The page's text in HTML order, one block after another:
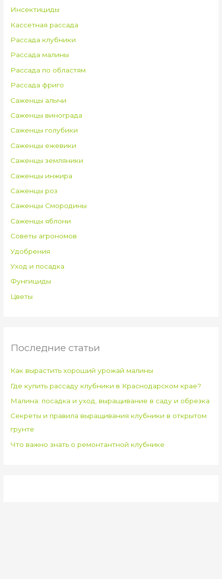
Инсектициды
Кассетная рассада
Рассада клубники
Рассада малины
Рассада по областям
Рассада фриго
Саженцы алычи
Саженцы винограда
Саженцы голубики
Саженцы ежевики
Саженцы земляники
Саженцы инжира
Саженцы роз
Саженцы Смородины
Саженцы яблони
Советы агрономов
Удобрения
Уход и посадка
Фунгициды
Цветы
Последние статьи
Как вырастить хороший урожай малины
Где купить рассаду клубники в Краснодарском крае?
Малина: посадка и уход, выращивание в саду и обрезка
Секреты и правила выращивания клубники в открытом
грунте
Что важно знать о ремонтантной клубнике